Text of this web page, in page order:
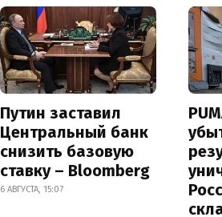
Путин заставил
Центральный банк
снизить базовую
ставку – Bloomberg
6 АВГУСТА, 15:07